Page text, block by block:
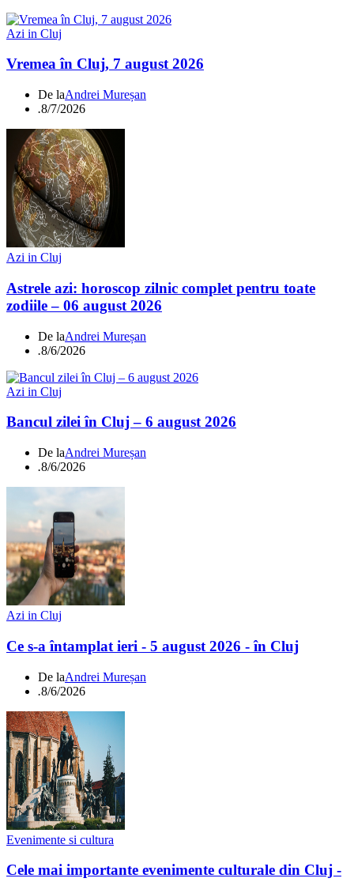
Azi in Cluj
Vremea în Cluj, 7 august 2026
De laAndrei Mureșan
.8/7/2026
Azi in Cluj
Astrele azi: horoscop zilnic complet pentru toate
zodiile – 06 august 2026
De laAndrei Mureșan
.8/6/2026
Azi in Cluj
Bancul zilei în Cluj – 6 august 2026
De laAndrei Mureșan
.8/6/2026
Azi in Cluj
Ce s-a întamplat ieri - 5 august 2026 - în Cluj
De laAndrei Mureșan
.8/6/2026
Evenimente si cultura
Cele mai importante evenimente culturale din Cluj -